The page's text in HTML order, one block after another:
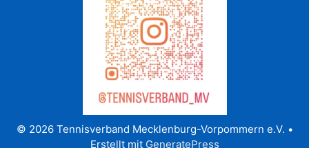
© 2026 Tennisverband Mecklenburg-Vorpommern e.V. •
Erstellt mit GeneratePress